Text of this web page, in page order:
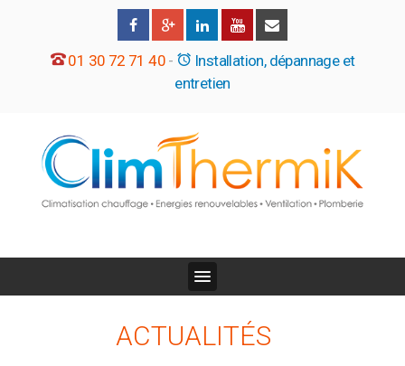
01 30 72 71 40-
Installation, dépannage et
entretien
ACTUALITÉS